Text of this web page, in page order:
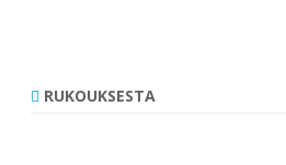
RUKOUKSESTA